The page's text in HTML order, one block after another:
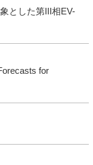
とした第III相EV-
for